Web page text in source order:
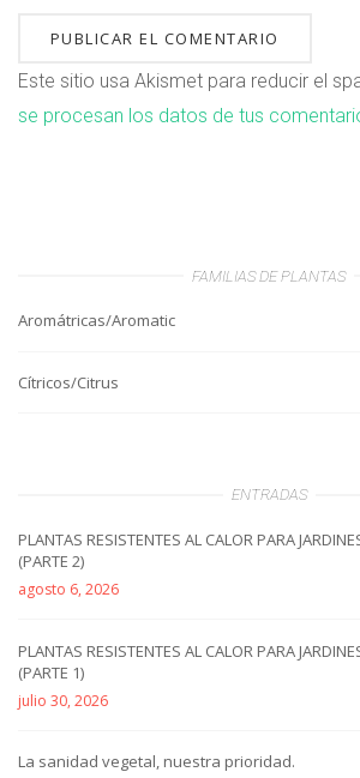
Este sitio usa Akismet para reducir el
se procesan los datos de tus
FAMILIAS DE PLANTAS
Aromátricas/Aromatic
Cítricos/Citrus
ENTRADAS
PLANTAS RESISTENTES AL CALOR PARA
(PARTE 2)
agosto 6, 2026
PLANTAS RESISTENTES AL CALOR PARA
(PARTE 1)
julio 30, 2026
La sanidad vegetal, nuestra prioridad.